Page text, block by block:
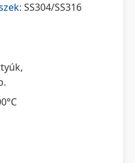
SS304/SS316